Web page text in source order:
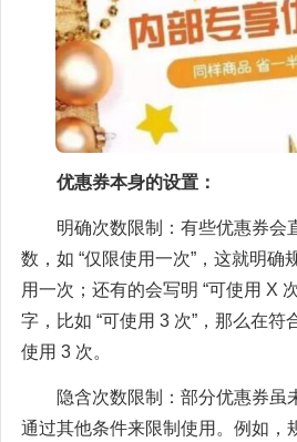
优惠券本身的设置：
明确次数限制：有些优惠券会
数，如 “仅限使用一次”，这就明确
用一次；还有的会写明 “可使用 X
字，比如 “可使用 3 次”，那么在符
使用 3 次。
隐含次数限制：部分优惠券虽
通过其他条件来限制使用。例如，